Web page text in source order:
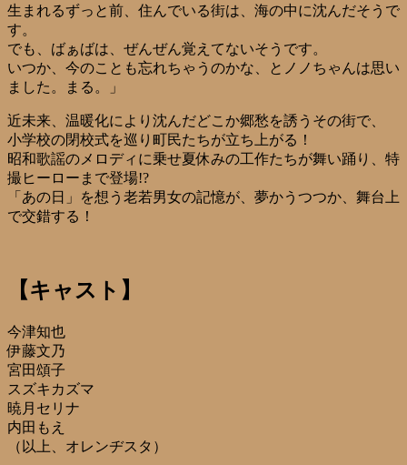
生まれるずっと前、住んでいる街は、海の中に沈んだそうで
す。
でも、ばぁばは、ぜんぜん覚えてないそうです。
いつか、今のことも忘れちゃうのかな、とノノちゃんは思い
ました。まる。」
近未来、温暖化により沈んだどこか郷愁を誘うその街で、
小学校の閉校式を巡り町民たちが立ち上がる！
昭和歌謡のメロディに乗せ夏休みの工作たちが舞い踊り、特
撮ヒーローまで登場!?
「あの日」を想う老若男女の記憶が、夢かうつつか、舞台上
で交錯する！
【キャスト】
今津知也
伊藤文乃
宮田頌子
スズキカズマ
暁月セリナ
内田もえ
（以上、オレンヂスタ）